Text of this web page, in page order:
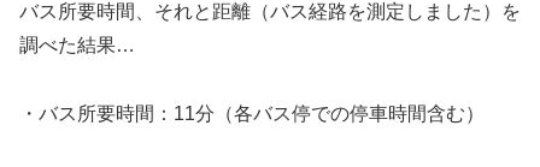
バス所要時間、それと距離（バス経路を測定しました）を
調べた結果…
・バス所要時間：11分（各バス停での停車時間含む）